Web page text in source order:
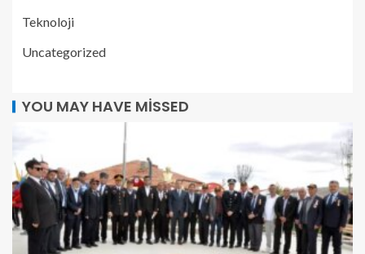
Teknoloji
Uncategorized
YOU MAY HAVE MISSED